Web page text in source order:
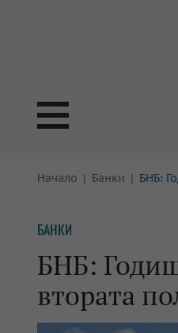
БОРСИ
КРИПТО
БАНКИ
ПАРИТЕ
ЗАСТРАХОВАНЕ
Начало Банки БНБ:
БАНКИ
БНБ:
втората